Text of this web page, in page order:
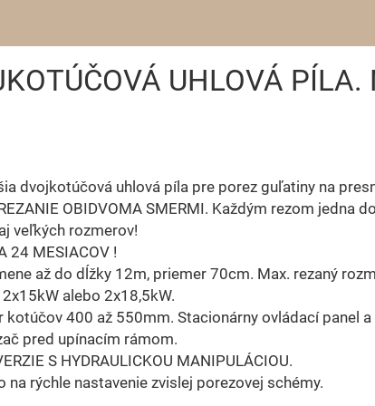
UHLOVÁ PÍLA.
dvojkotúčová uhlová píla pre porez guľatiny na
OBIDVOMA SMERMI. Každým rezom jedna
veľkých rozmerov!
24 MESIACOV !
až do dĺžky 12m, priemer 70cm. Max. rezaný
alebo 2x18,5kW.
kotúčov 400 až 550mm. Stacionárny ovládací panel
pred upínacím rámom.
S HYDRAULICKOU MANIPULÁCIOU.
na rýchle nastavenie zvislej porezovej schémy.